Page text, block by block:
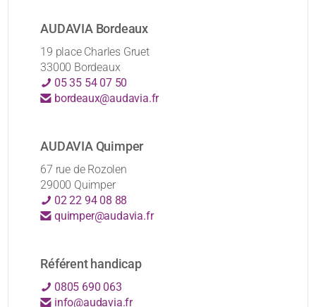
AUDAVIA Bordeaux
19 place Charles Gruet
33000 Bordeaux
05 35 54 07 50
bordeaux@audavia.fr
AUDAVIA Quimper
67 rue de Rozolen
29000 Quimper
02 22 94 08 88
quimper@audavia.fr
Référent handicap
0805 690 063
info@audavia.fr